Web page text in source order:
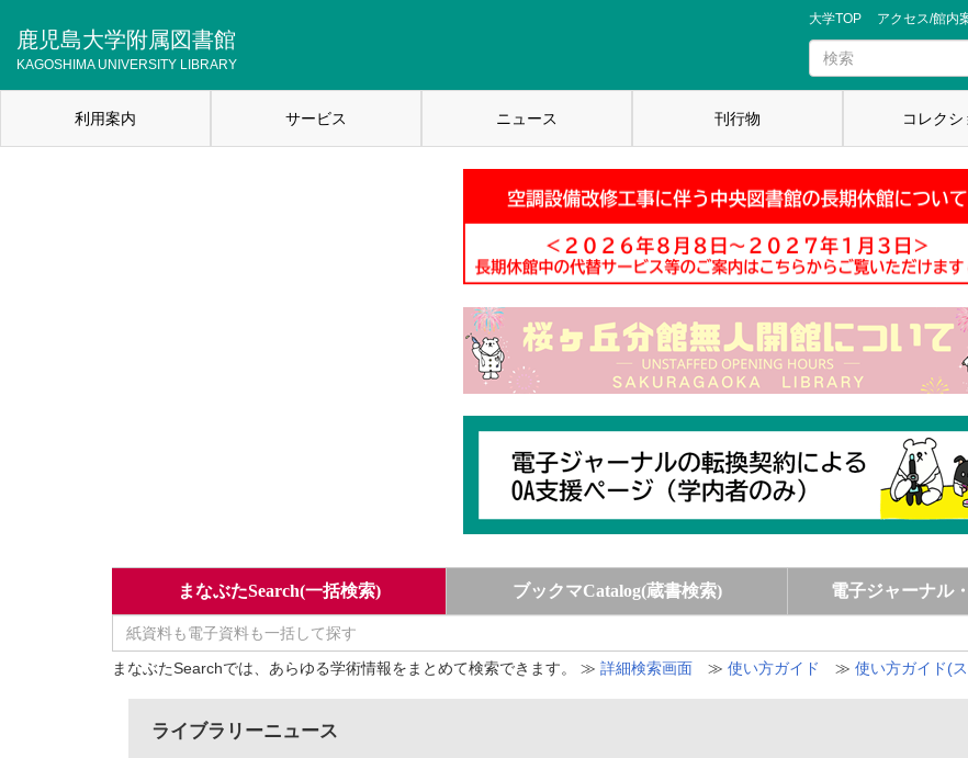
ン
鹿児島大学附属図書館
KAGOSHIMA UNIVERSITY LIBRARY
大学TOP アクセス/館内
利用案内 サービス ニュース 刊行物 コレクシ
まなぶたSearch(一括検索) ブックマCatalog(蔵書検索) 電子ジャーナル
まなぶたSearchでは、あらゆる学術情報をまとめて検索できます。 ≫ 詳細検索画面 ≫ 使い方ガイド ≫ 使い方ガイド(
ライブラリーニュース